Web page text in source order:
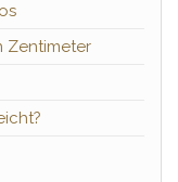
Zentimeter